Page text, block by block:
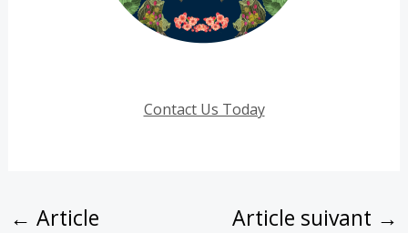
Contact Us Today
← Article
Article suivant →